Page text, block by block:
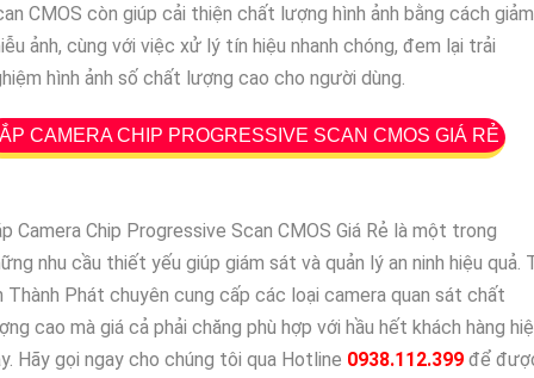
CMOS còn giúp cải thiện chất lượng hình ảnh bằng cách giảm
ảnh, cùng với việc xử lý tín hiệu nhanh chóng, đem lại trải
hình ảnh số chất lượng cao cho người dùng.
CAMERA CHIP PROGRESSIVE SCAN CMOS GIÁ RẺ
Camera Chip Progressive Scan CMOS Giá Rẻ là một trong
nhu cầu thiết yếu giúp giám sát và quản lý an ninh hiệu quả.
Thành Phát chuyên cung cấp các loại camera quan sát chất
cao mà giá cả phải chăng phù hợp với hầu hết khách hàng
Hãy gọi ngay cho chúng tôi qua Hotline 0938.112.399 để